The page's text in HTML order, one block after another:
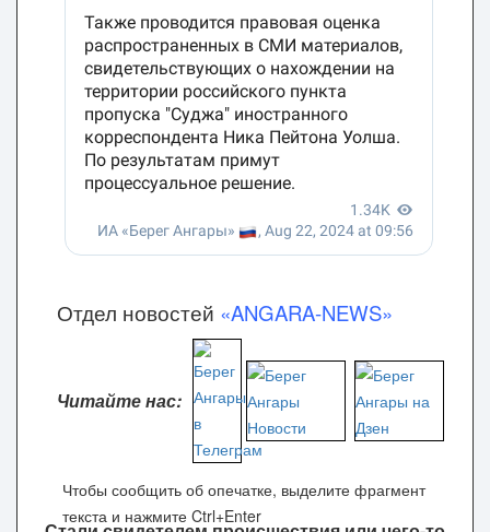
Отдел новостей «ANGARA-NEWS»
Читайте нас:
Чтобы сообщить об опечатке, выделите фрагмент
текста и нажмите Ctrl+Enter